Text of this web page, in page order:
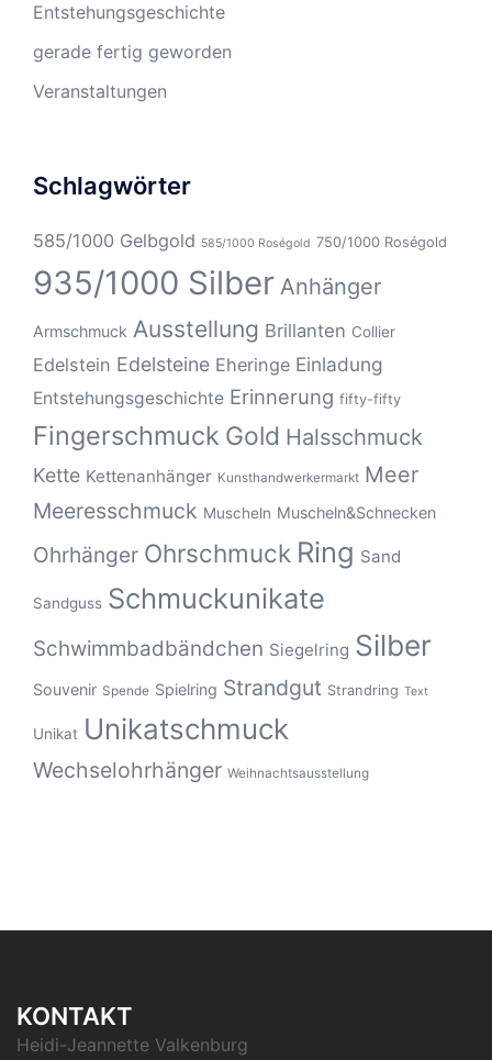
Entstehungsgeschichte
gerade fertig geworden
Veranstaltungen
Schlagwörter
585/1000 Gelbgold 585/1000 Roségold 750/1000 Roségold
935/1000 Silber Anhänger
Armschmuck Ausstellung Brillanten Collier
Edelstein Edelsteine Eheringe Einladung
Entstehungsgeschichte Erinnerung fifty-fifty
Fingerschmuck Gold Halsschmuck
Kette Kettenanhänger Kunsthandwerkermarkt Meer
Meeresschmuck Muscheln Muscheln&Schnecken
Ohrhänger Ohrschmuck Ring Sand
Sandguss Schmuckunikate
Schwimmbadbändchen Siegelring Silber
Souvenir Spende Spielring Strandgut Strandring Text
Unikat Unikatschmuck
Wechselohrhänger Weihnachtsausstellung
KONTAKT
Heidi-Jeannette Valkenburg